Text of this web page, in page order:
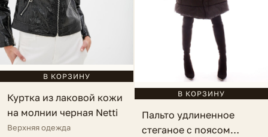
В КОРЗИНУ
Куртка из лаковой кожи
на молнии черная Netti
Верхняя одежда
В КОРЗИНУ
Пальто удлиненное
стеганое с поясом